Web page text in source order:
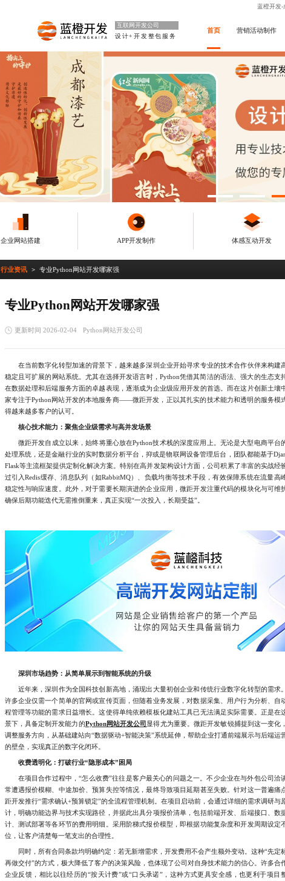
蓝橙开发-
互联网开发公司
设计+开发整包服务
首页 营销活动制作
企业网站搭建 APP开发制作 体感互动开发
行业资讯 专业Python网站开发哪家强
专业Python网站开发哪家强
更新时间 2026-02-04 Python网站开发公司
在当前数字化转型加速的背景下，越来越多深圳企业开始寻求专业的技术合作伙伴来构建高
稳定且可扩展的网站系统。尤其在选择开发语言时，Python凭借其简洁的语法、强大的生态支
在数据处理和后端服务方面的卓越表现，逐渐成为企业级应用开发的首选。而在这片创新土壤
家专注于Python网站开发的本地服务商——微距开发，正以其扎实的技术能力和透明的服务模
得越来越多客户的认可。
核心技术能力：聚焦企业级需求与高并发场景
微距开发自成立以来，始终将重心放在Python技术栈的深度应用上。无论是大型电商平台
处理系统，还是金融行业的实时数据分析平台，抑或是物联网设备管理后台，团队都能基于
Flask等主流框架提供定制化解决方案。特别在高并发架构设计方面，公司积累了丰富的实战经
过引入Redis缓存、消息队列（如RabbitMQ）、负载均衡等技术手段，有效保障系统在流量高
稳定性与响应速度。此外，对于需要长期演进的企业应用，微距开发注重代码的模块化与可维
确保后期功能迭代无需推倒重来，真正实现“一次投入，长期受益”。
深圳市场趋势：从简单展示到智能系统的升级
近年来，深圳作为全国科技创新高地，涌现出大量初创企业和传统行业数字化转型的需求
许多企业仅需一个简单的官网或宣传页面，但随着业务发展，对数据采集、用户行为分析、自
程管理等功能的需求日益增长。这使得单纯依赖模板化建站工具已无法满足实际需要。正是在
景下，具备定制开发能力的Python网站开发公司 显得尤为重要。微距开发敏锐捕捉到这一变化
调整服务方向，从基础建站向“数据驱动+智能决策”系统延伸，帮助企业打通前端展示与后端运
的壁垒，实现真正的数字化闭环。
收费透明化：打破行业“隐形成本”困局
在项目合作过程中，“怎么收费”往往是客户最关心的问题之一。不少企业在与外包公司洽
常遭遇报价模糊、中途加价、预算失控等情况，最终导致项目延期甚至失败。针对这一普遍痛
距开发推行“需求确认+预算锁定”的全流程管理机制。在项目启动前，会通过详细的需求调研与
计，明确功能边界与技术实现路径，并据此出具分项报价清单，包括前端开发、后端接口、数
计、测试部署等各环节的费用明细。采用阶梯式报价模型，即根据功能复杂度和开发周期设定
位，让客户清楚每一笔支出的合理性。
同时，所有合同条款均明确约定：若无新增需求，开发费用不会产生额外变动。这种“先定
再做交付”的方式，极大降低了客户的决策风险，也体现了公司对自身技术能力的信心。许多合
企业反馈，相比以往经历的“按天计费”或“口头承诺”，这种方式更具安全感，也更利于项目